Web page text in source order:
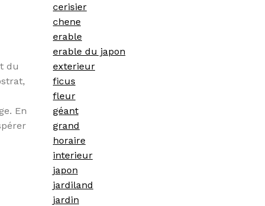
du
En
cerisier
chene
erable
erable du japon
exterieur
ficus
fleur
géant
grand
horaire
interieur
japon
jardiland
jardin